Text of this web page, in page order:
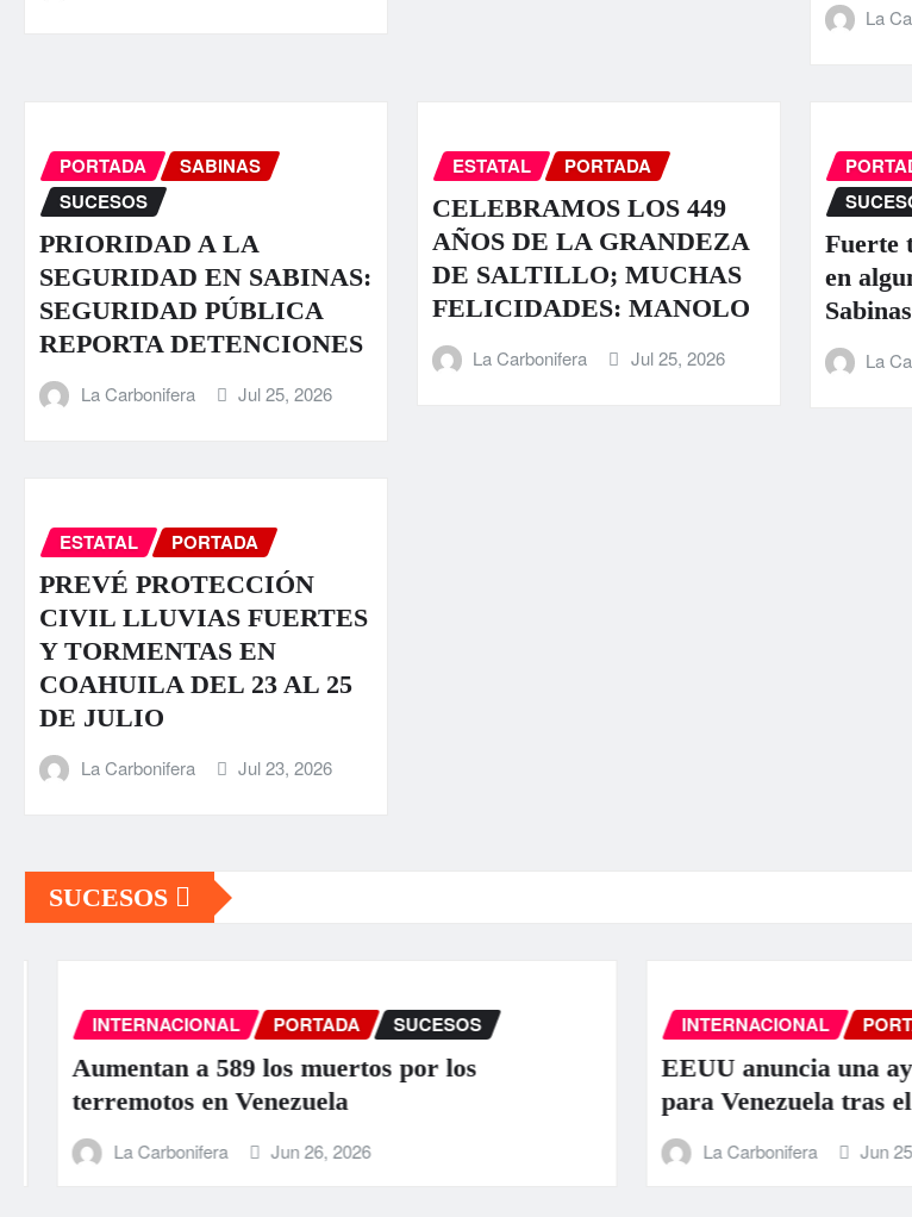
La
PORTADA
SABINAS
SUCESOS
PRIORIDAD A LA
SEGURIDAD EN SABINAS:
SEGURIDAD PÚBLICA
REPORTA DETENCIONES
La Carbonifera Jul 25, 2026
ESTATAL PORTADA
CELEBRAMOS LOS 449
AÑOS DE LA GRANDEZA
DE SALTILLO; MUCHAS
FELICIDADES: MANOLO
La Carbonifera Jul 25, 2026
Fuerte
en
Sabinas
La
ESTATAL PORTADA
PREVÉ PROTECCIÓN
CIVIL LLUVIAS FUERTES
Y TORMENTAS EN
COAHUILA DEL 23 AL 25
DE JULIO
La Carbonifera Jul 23, 2026
SUCESOS
INTERNACIONAL PORTADA SUCESOS
Aumentan a 589 los muertos por los
terremotos en Venezuela
La Carbonifera Jun 26, 2026
INTERNACIONAL
EEUU anuncia una
para Venezuela tras el
La Carbonifera Jun 25,